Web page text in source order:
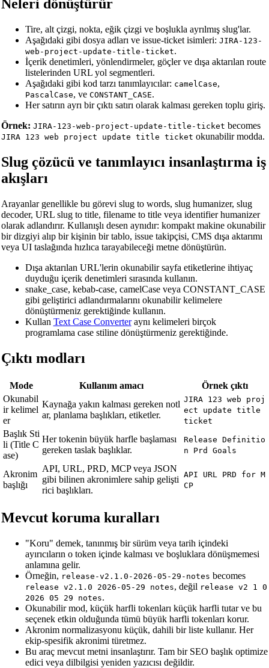
Neleri dönüştürür
Tire, alt çizgi, nokta, eğik çizgi ve boşlukla ayrılmış slug'lar.
Aşağıdaki gibi dosya adları ve issue-ticket isimleri: JIRA-123-
web-project-update-title-ticket.
İçerik denetimleri, yönlendirmeler, göçler ve dışa aktarılan route
listelerinden URL yol segmentleri.
Aşağıdaki gibi kod tarzı tanımlayıcılar: camelCase,
PascalCase, ve CONSTANT_CASE.
Her satırın ayrı bir çıktı satırı olarak kalması gereken toplu giriş.
Örnek: JIRA-123-web-project-update-title-ticket becomes
JIRA 123 web project update title ticket okunabilir modda.
Slug çözücü ve tanımlayıcı insanlaştırma iş
akışları
Arayanlar genellikle bu görevi slug to words, slug humanizer, slug
decoder, URL slug to title, filename to title veya identifier humanizer
olarak adlandırır. Kullanışlı desen aynıdır: kompakt makine okunabilir
bir dizgiyi alıp bir kişinin bir tablo, issue takipçisi, CMS dışa aktarımı
veya UI taslağında hızlıca tarayabileceği metne dönüştürün.
Dışa aktarılan URL'lerin okunabilir sayfa etiketlerine ihtiyaç
duyduğu içerik denetimleri sırasında kullanın.
snake_case, kebab-case, camelCase veya CONSTANT_CASE
gibi geliştirici adlandırmalarını okunabilir kelimelere
dönüştürmeniz gerektiğinde kullanın.
Kullan Text Case Converteraynı kelimeleri birçok
programlama case stiline dönüştürmeniz gerektiğinde.
Çıktı modları
Mode Kullanım amacı
Örnek çıktı
Okunabil
ir kelimel
er
Kaynağa yakın kalması gereken notl
ar, planlama başlıkları, etiketler.
JIRA 123 web proj
ect update title
ticket
Başlık Sti
li (Title C
ase)
Her tokenin büyük harfle başlaması
gereken taslak başlıklar.
Release Definitio
n Prd Goals
Akronim
başlığı
API, URL, PRD, MCP veya JSON
gibi bilinen akronimlere sahip gelişti
rici başlıkları.
API URL PRD for M
CP
Mevcut koruma kuralları
"Koru" demek, tanınmış bir sürüm veya tarih içindeki
ayırıcıların o token içinde kalması ve boşluklara dönüşmemesi
anlamına gelir.
Örneğin, release-v2.1.0-2026-05-29-notes becomes
release v2.1.0 2026-05-29 notes, değil release v2 1 0
2026 05 29 notes.
Okunabilir mod, küçük harfli tokenları küçük harfli tutar ve bu
seçenek etkin olduğunda tümü büyük harfli tokenları korur.
Akronim normalizasyonu küçük, dahili bir liste kullanır. Her
ekip-spesifik akronimi türetmez.
Bu araç mevcut metni insanlaştırır. Tam bir SEO başlık optimize
edici veya dilbilgisi yeniden yazıcısı değildir.